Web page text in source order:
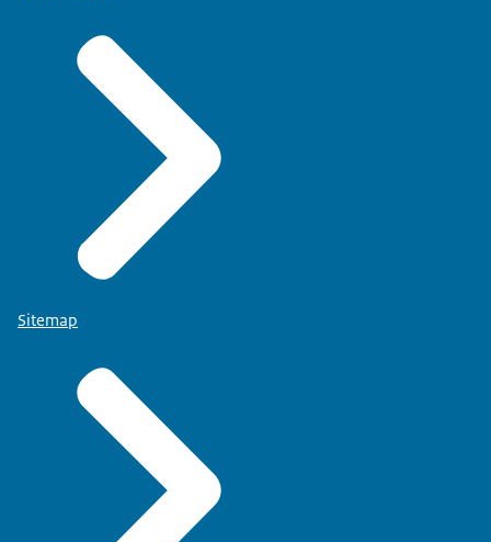
website staatsexamensnt2.nl
De staatexamens NT2 legt u af bij een van de centrale
examenpunten. Meer informatie hierover vindt u op
Sitemap